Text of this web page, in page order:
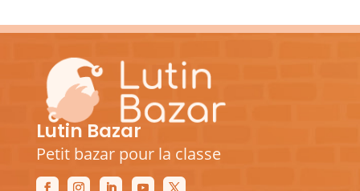
Lutin Bazar
Petit bazar pour la classe